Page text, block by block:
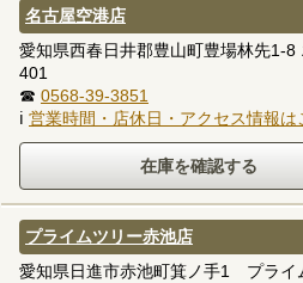
名古屋空港店
愛知県西春日井郡豊山町豊場林先1-8
401
☎ 0568-39-3851
ℹ 営業時間・店休日・アクセス情報は
プライムツリー赤池店
愛知県日進市赤池町箕ノ手1 プライ